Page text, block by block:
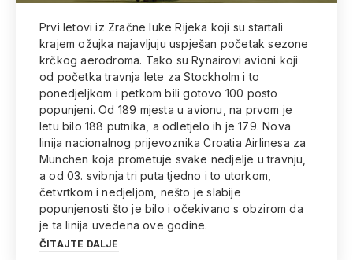
Prvi letovi iz Zračne luke Rijeka koji su startali
krajem ožujka najavljuju uspješan početak sezone
krčkog aerodroma. Tako su Rynairovi avioni koji
od početka travnja lete za Stockholm i to
ponedjeljkom i petkom bili gotovo 100 posto
popunjeni. Od 189 mjesta u avionu, na prvom je
letu bilo 188 putnika, a odletjelo ih je 179. Nova
linija nacionalnog prijevoznika Croatia Airlinesa za
Munchen koja prometuje svake nedjelje u travnju,
a od 03. svibnja tri puta tjedno i to utorkom,
četvrtkom i nedjeljom, nešto je slabije
popunjenosti što je bilo i očekivano s obzirom da
je ta linija uvedena ove godine.
ČITAJTE DALJE